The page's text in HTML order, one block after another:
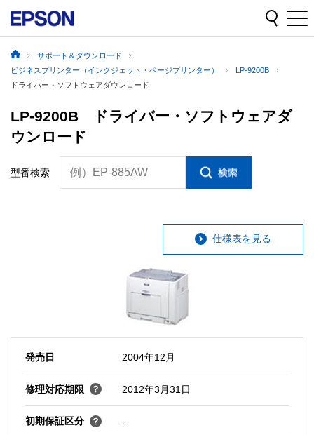
サポート＆ダウンロード
ビジネスプリンター（インクジェット・ページプリンター）
LP-9200B
ドライバー・ソフトウェアダウンロード
LP-9200B ドライバー・ソフトウェアダ
ウンロード
型番検索 例）EP-885AW
仕様表を見る
発売日 2004年12月
修理対応期限 2012年3月31日
初期保証区分 -